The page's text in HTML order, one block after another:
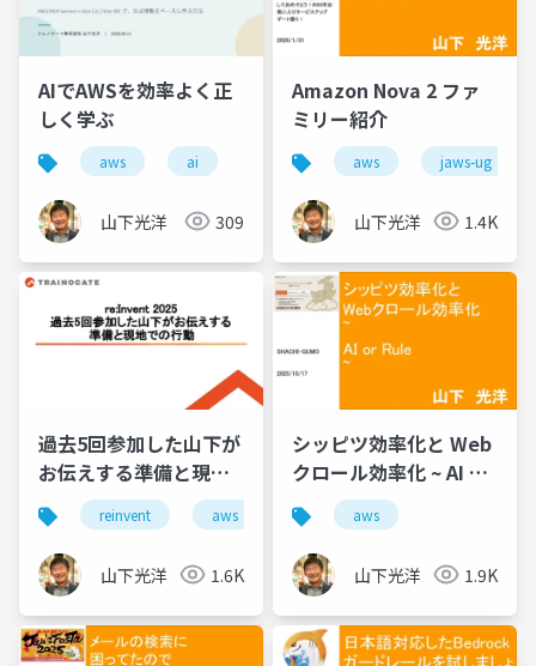
AIでAWSを効率よく正
しく学ぶ
aws ai
山下光洋 309
Amazon Nova 2 ファ
ミリー紹介
aws jaws-ug
山下光洋 1.4K
過去5回参加した山下が
お伝えする準備と現地
での行動reinvent aws
山下光洋 1.6K
シッピツ効率化と Web
クロール効率化 ~ AI or
Rule ~ aws
山下光洋 1.9K